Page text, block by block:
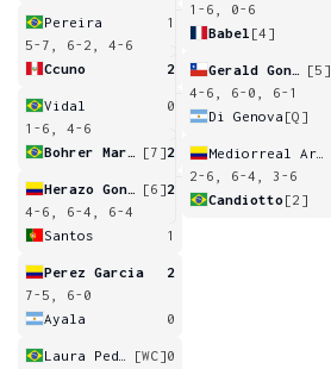
Pereira
1
5-7, 6-2, 4-6
Ccuno
2
Vidal
0
1-6, 4-6
[7]2
[6]2
4-6, 6-4, 6-4
Santos
1
Perez Garcia
2
7-5, 6-0
Ayala
0
[WC]0
1-6, 0-6
Babel [4]
[5]
4-6, 6-0, 6-1
Di Genova [Q]
2-6, 6-4, 3-6
Candiotto [2]